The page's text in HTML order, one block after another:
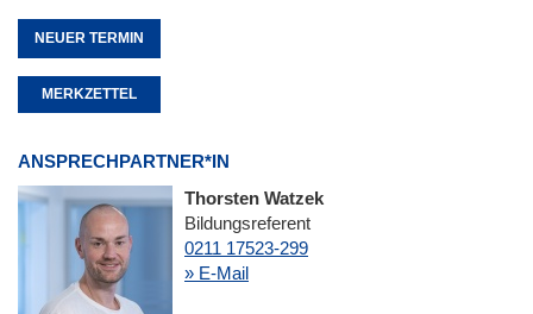
NEUER TERMIN
MERKZETTEL
ANSPRECHPARTNER*IN
Thorsten Watzek
Bildungsreferent
0211 17523-299
» E-Mail